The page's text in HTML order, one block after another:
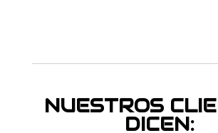
NUESTROS
DICEN: